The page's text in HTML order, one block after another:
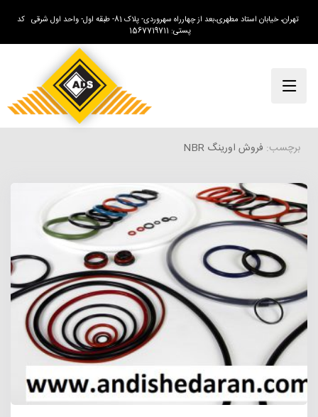
تهران، خیابان استاد مطهری،بعد از چهارراه سهروردی- پلاک 81- طبقه اول- واحد اول شرقی کد
پستی: 1567719711
برچسب: فروش اورینگ NBR